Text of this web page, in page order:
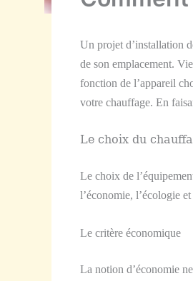
Un projet d’installation
de son emplacement.
fonction de l’appareil
votre chauffage. En
Le choix du
Le choix de
l’économie, l’écologie
Le critère économique
La notion d’économie